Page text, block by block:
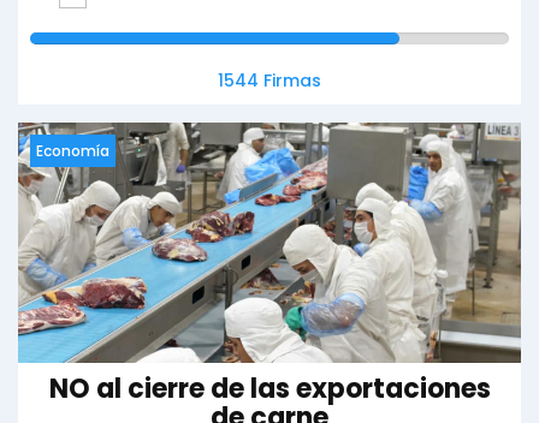
1544 Firmas
Economía
NO al cierre de las exportaciones